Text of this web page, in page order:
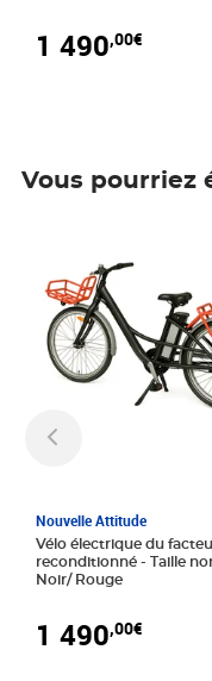
1 490,00€
Vous pourriez
Nouvelle Attitude
Vélo électrique du
reconditionné - Taille normale -
Noir/ Rouge
1 490,00€